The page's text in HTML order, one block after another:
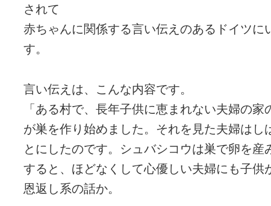
されて
赤ちゃんに関係する言い伝えのあるドイツ
す。
言い伝えは、こんな内容です。
「ある村で、長年子供に恵まれない夫婦の
が巣を作り始めました。それを見た夫婦はし
とにしたのです。シュバシコウは巣で卵を産
すると、ほどなくして心優しい夫婦にも子供
恩返し系の話か。